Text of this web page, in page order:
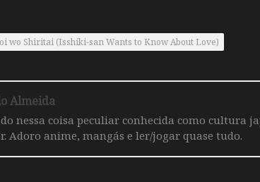
wo Shiritai (Isshiki-san Wants to Know About Love)
Almeida
nessa coisa peculiar conhecida como cultura
Adoro anime, mangás e ler/jogar quase tudo.